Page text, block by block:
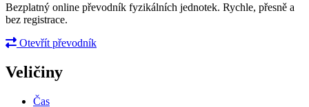
Bezplatný online převodník fyzikálních jednotek. Rychle, přesně a
bez registrace.
Otevřít převodník
Veličiny
Čas